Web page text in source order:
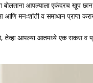
बोलताना आपल्याला एकंदरच खूप
मनःशांती व समाधान प्राप्त
तेव्हा आपल्या आतमध्ये एक सकस व